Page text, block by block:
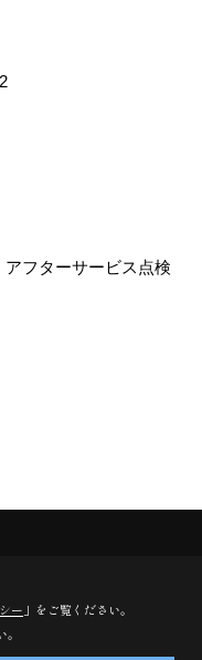
2
フターサービス点検
Reserved.
ー 」をご覧ください。